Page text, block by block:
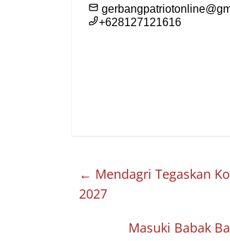
← Mendagri Tegaskan
2027
Masuki Babak